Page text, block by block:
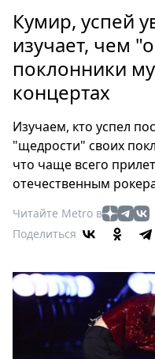
Россия
Мир
Здоровье
Еда
Мода
Театр
Кино
Книги
Выставки
релизы
Metro
Стримы
Кумир, успей
изучает, чем
поклонники
концертах
Изучаем, кто успел
"щедрости" своих
что чаще всего
отечественным
Читайте Metro в
Поделиться